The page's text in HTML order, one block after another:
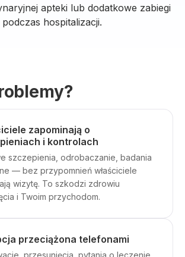
apteki lub dodatkowe zabiegi
podczas hospitalizacji.
zapominają o
i kontrolach
szczepienia, odrobaczanie, badania
— bez przypomnień właściciele
wizytę. To szkodzi zdrowiu
i Twoim przychodom.
przeciążona telefonami
przesunięcia, pytania o leczenie